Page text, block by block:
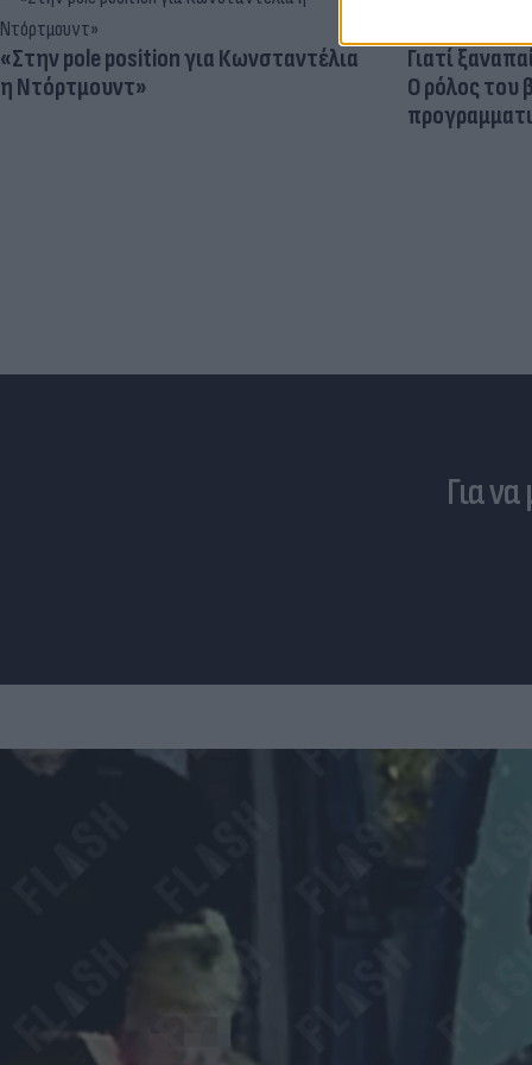
«Στην pole position για Κωνσταντέλια
η Ντόρτμουντ»
Γιατί
Ο ρόλος του
Για